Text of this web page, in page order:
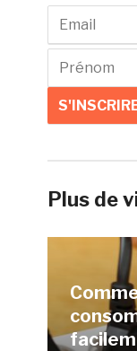
Plus de